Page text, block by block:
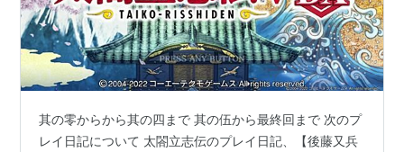
其の零からから其の四まで 其の伍から最終回まで 次のプ
レイ日記について 太閤立志伝のプレイ日記、【後藤又兵